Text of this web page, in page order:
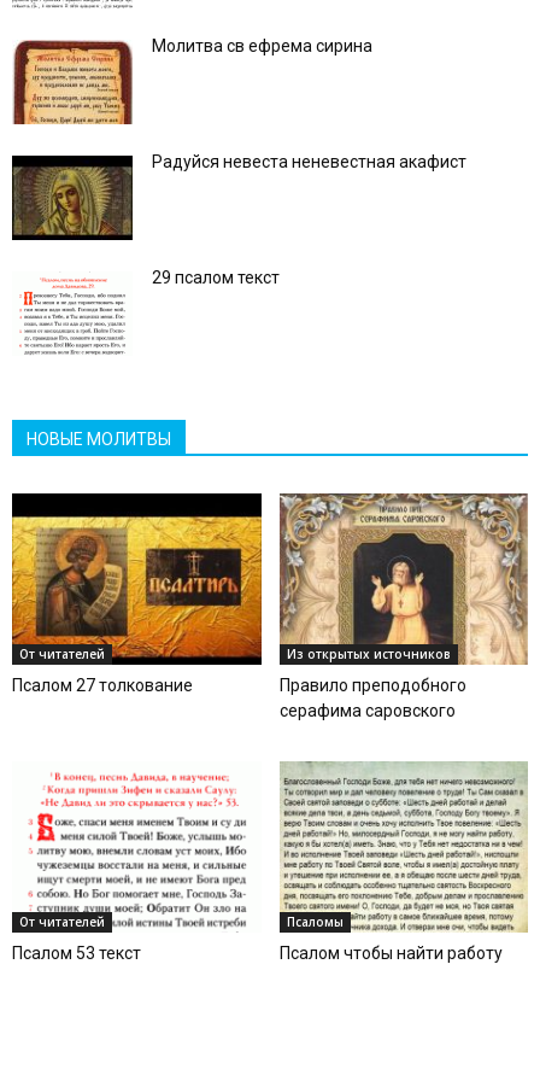
Молитва св ефрема сирина
Радуйся невеста неневестная акафист
29 псалом текст
НОВЫЕ МОЛИТВЫ
От читателей
Псалом 27 толкование
Из открытых источников
Правило преподобного
серафима саровского
От читателей
Псалом 53 текст
Псаломы
Псалом чтобы найти работу